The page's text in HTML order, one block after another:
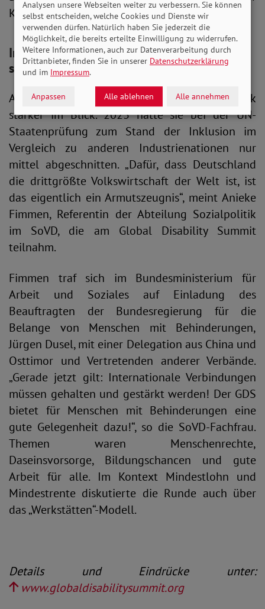
Katastrophenschutz.
Inklusion global verbessern: SoVD tauscht
sich aus
Als Gastgeber stand auch die Bundesrepublik
stärker im Blick. 2023 hatte sie bei der UN-
Staatenprüfung zum Stand der Inklusion im
Vergleich zu anderen Industrienationen nur
mittel abgeschnitten. „Dafür, dass Deutschland
die drittgrößte Volkswirtschaft der Welt ist, ist
das eigentlich ein Armutszeugnis“, meint Anieke
Fimmen, Referentin der Abteilung Sozialpolitik
im SoVD, die am Global Disability Summit
teilnahm.
Fimmen traf sich im Bundesministerium für
Arbeit und Soziales auf Einladung des
Beauftragten der Bundesregierung für die
Belange von Menschen mit Behinderungen,
Jürgen Dusel, mit einer Delegation aus China und
Osttimor und Vertretenden anderer Verbände.
„Gerade jetzt gilt: Internationale Verbindungen
müssen gehalten und gestärkt werden! Der GDS
bietet für Menschen mit Behinderungen eine
gute Gelegenheit dazu!“, so die SoVD-Fachfrau.
Themen waren Menschenrechte,
Daseinsvorsorge, Bildungschancen und gute
Arbeit für alle. Im Kontext Mindestlohn und
Mindestrente diskutierte die Runde auch über
das „Werkstätten“-Modell.
Details und Eindrücke unter:
www.globaldisabilitysummit.org
Analysen unsere Webseiten weiter zu verbessern. Sie können
selbst entscheiden, welche Cookies und Dienste wir
verwenden dürfen. Natürlich haben Sie jederzeit die
Möglichkeit, die bereits erteilte Einwilligung zu widerrufen.
Weitere Informationen, auch zur Datenverarbeitung durch
Drittanbieter, finden Sie in unserer Datenschutzerklärung
und im Impressum.
Anpassen Alle ablehnen Alle annehmen